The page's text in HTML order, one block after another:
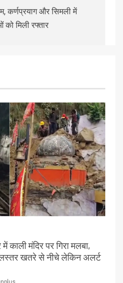
कर्णप्रयाग और सिमली में
को मिली रफ्तार
में काली मंदिर पर गिरा मलबा,
खतरे से नीचे लेकिन अलर्ट